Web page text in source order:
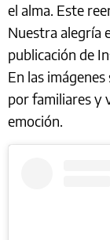
el alma. Este
Nuestra alegría
publicación de
En las
por familiares y
emoción.